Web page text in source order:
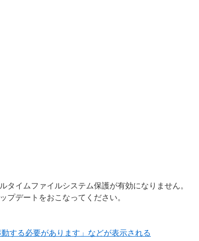
イムファイルシステム保護が有効になりません。
プデートをおこなってください。
する必要があります」などが表示される